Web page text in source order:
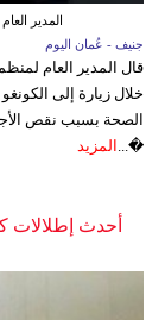
المدير
جنيف - عُمان اليوم
قال المدير العام
خلال زيارة إلى
الصحة بسبب نقص
�... المزيد
أحدث إطلالات